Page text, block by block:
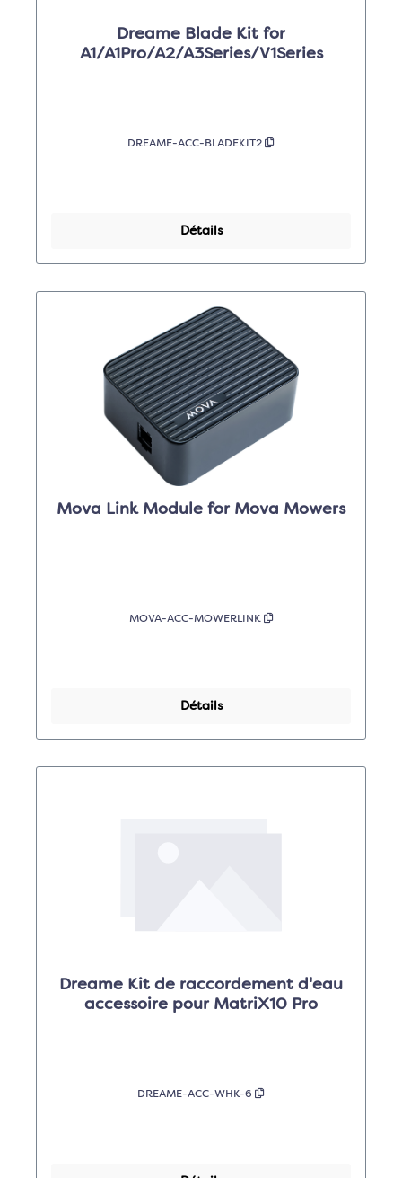
Dreame Blade Kit for
A1/A1Pro/A2/A3Series/V1Series
DREAME-ACC-BLADEKIT2
Détails
Mova Link Module for Mova Mowers
MOVA-ACC-MOWERLINK
Détails
Dreame Kit de raccordement d'eau
accessoire pour MatriX10 Pro
DREAME-ACC-WHK-6